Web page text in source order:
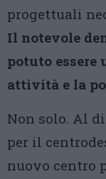
progettuali
Il notevole
potuto essere
attività e la
Non solo. Al
per il
nuovo centro